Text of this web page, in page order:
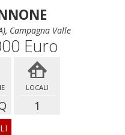
Campagna Valle
Euro
LOCALI
1